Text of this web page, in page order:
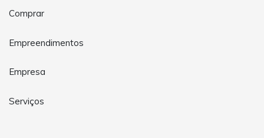
Comprar
Empreendimentos
Empresa
Serviços